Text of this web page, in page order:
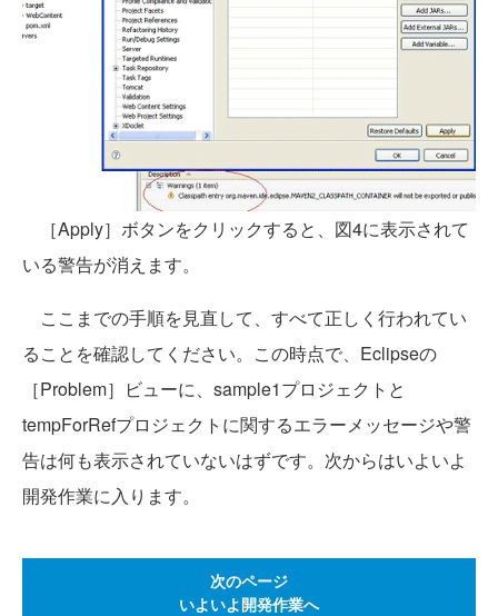
［Apply］ボタンをクリックすると、図4に表示されて
いる警告が消えます。
ここまでの手順を見直して、すべて正しく行われてい
ることを確認してください。この時点で、Eclipseの
［Problem］ビューに、sample1プロジェクトと
tempForRefプロジェクトに関するエラーメッセージや警
告は何も表示されていないはずです。次からはいよいよ
開発作業に入ります。
次のページ
いよいよ開発作業へ